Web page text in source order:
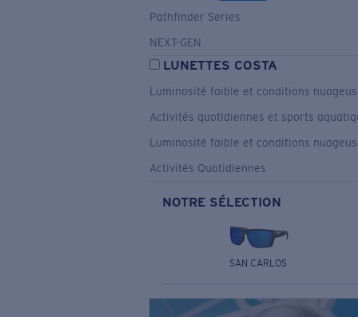
Pathfinder Series
NEXT-GEN
LUNETTES COSTA
Luminosité faible et conditions
Activités quotidiennes et sports
Luminosité faible et conditions
Activités Quotidiennes
NOTRE SÉLECTION
SAN CARLOS